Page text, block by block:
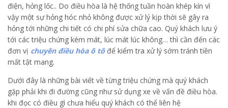
điện, hỏng lốc.. Do điều hòa là hệ thống tuần hoàn khép kín vì
vậy một sự hỏng hóc nhỏ không được xử lý kịp thời sẽ gây ra
hỏng tới những chi tiết có chi phí sửa chữa cao. Quý khách lưu ý
tới các triệu chứng kém mát, lúc mát lúc không… thì cần đến các
đơn vị chuyên điều hòa ô tôđể kiểm tra xử lý sớm tránh tiền
mất tật mang.
Dưới đây là những bài viết về từng triệu chứng mà quý khách
gặp phải khi đi đường cũng như sử dụng xe về vấn đề điều hòa.
khi đọc có điều gì chưa hiểu quý khách có thể liên hệ